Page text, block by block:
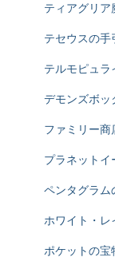
ティアグリア
テセウスの手
テルモピュラ
デモンズボッ
ファミリー商
プラネットイ
ペンタグラム
ホワイト・レ
ポケットの宝